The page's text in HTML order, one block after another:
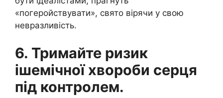
«погеройствувати», свято вірячи у свою
невразливість.
6. Тримайте ризик
ішемічної хвороби серця
під контролем.